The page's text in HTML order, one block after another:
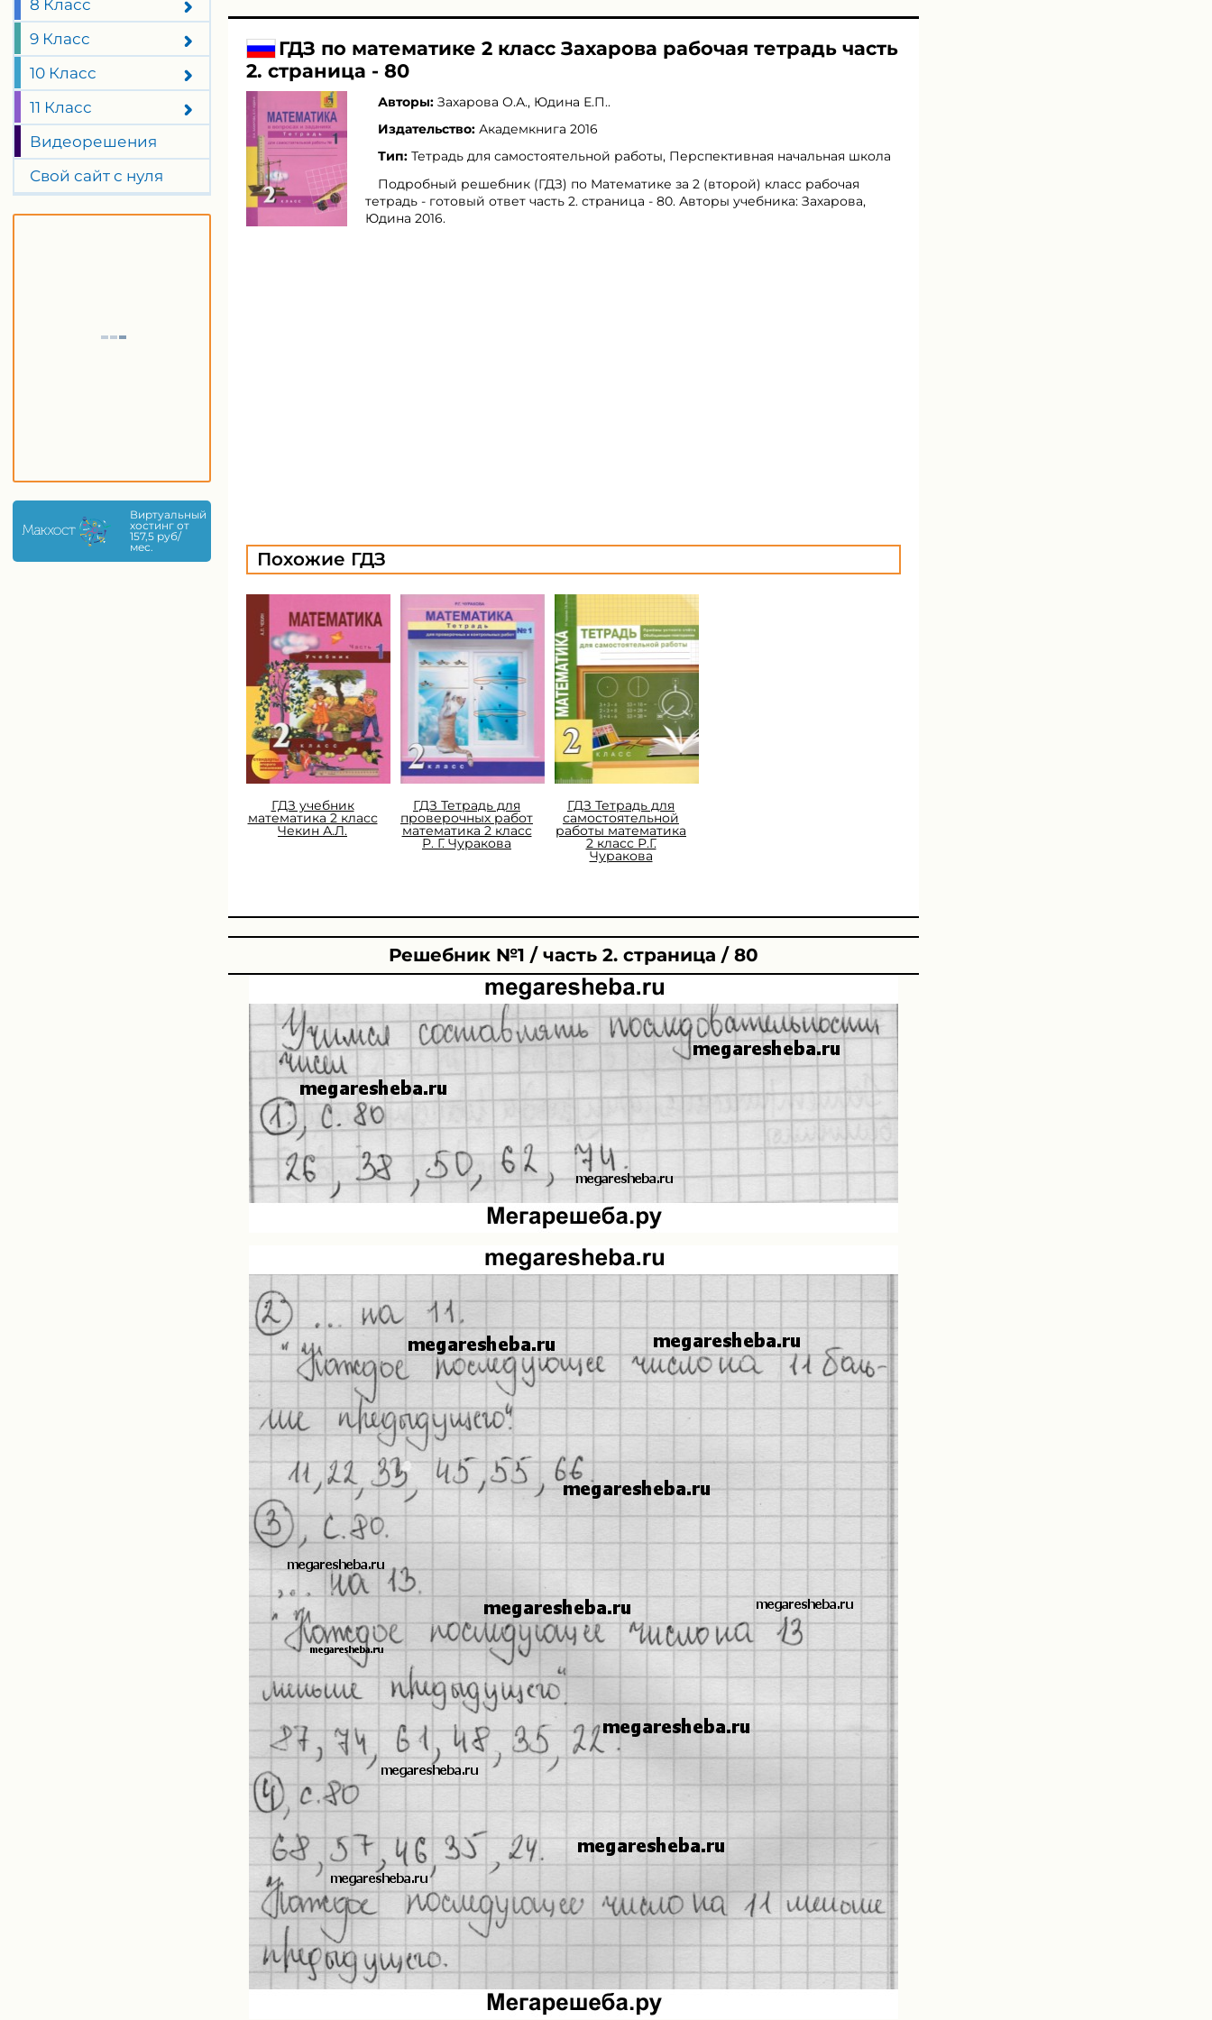
8 Класс
9 Класс
10 Класс
11 Класс
Видеорешения
Свой сайт с нуля
Виртуальный
хостинг от
157,5 руб/
мес.
ГДЗ по математике 2 класс Захарова рабочая тетрадь часть
2. страница - 80
Авторы: Захарова О.А., Юдина Е.П..
Издательство: Академкнига 2016
Тип: Тетрадь для самостоятельной работы, Перспективная начальная школа
Подробный решебник (ГДЗ) по Математике за 2 (второй) класс рабочая
тетрадь - готовый ответ часть 2. страница - 80. Авторы учебника: Захарова,
Юдина 2016.
Похожие ГДЗ
ГДЗ учебник
математика 2 класс
Чекин А.Л.
ГДЗ Тетрадь для
проверочных работ
математика 2 класс
Р. Г. Чуракова
ГДЗ Тетрадь для
самостоятельной
работы математика
2 класс Р.Г.
Чуракова
Решебник №1 / часть 2. страница / 80